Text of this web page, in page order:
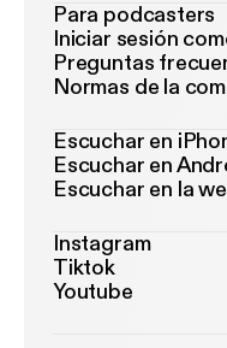
Para podcasters
Iniciar sesión
Preguntas
Normas de la
Escuchar en
Escuchar en
Escuchar en la
Instagram
Tiktok
Youtube